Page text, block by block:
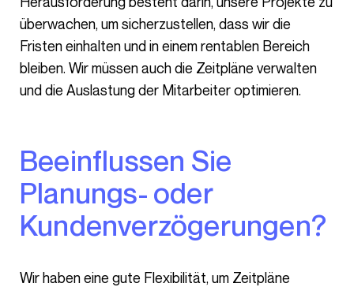
überwachen, um sicherzustellen, dass wir die
Fristen einhalten und in einem rentablen Bereich
bleiben. Wir müssen auch die Zeitpläne verwalten
und die Auslastung der Mitarbeiter optimieren.
Beeinflussen Sie
Planungs- oder
Kundenverzögerungen?
Wir haben eine gute Flexibilität, um Zeitpläne